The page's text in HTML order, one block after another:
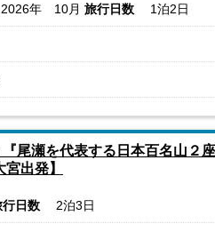
年 10月 旅行日数 1泊2日
『尾瀬を代表する日本百名山
出発】
行日数 2泊3日